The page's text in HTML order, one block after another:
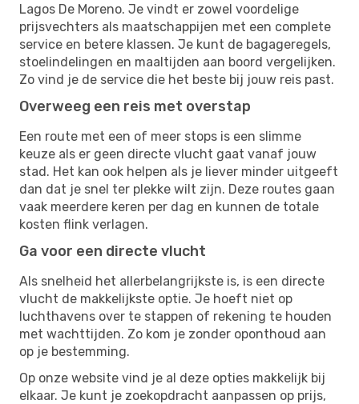
Lagos De Moreno. Je vindt er zowel voordelige
prijsvechters als maatschappijen met een complete
service en betere klassen. Je kunt de bagageregels,
stoelindelingen en maaltijden aan boord vergelijken.
Zo vind je de service die het beste bij jouw reis past.
Overweeg een reis met overstap
Een route met een of meer stops is een slimme
keuze als er geen directe vlucht gaat vanaf jouw
stad. Het kan ook helpen als je liever minder uitgeeft
dan dat je snel ter plekke wilt zijn. Deze routes gaan
vaak meerdere keren per dag en kunnen de totale
kosten flink verlagen.
Ga voor een directe vlucht
Als snelheid het allerbelangrijkste is, is een directe
vlucht de makkelijkste optie. Je hoeft niet op
luchthavens over te stappen of rekening te houden
met wachttijden. Zo kom je zonder oponthoud aan
op je bestemming.
Op onze website vind je al deze opties makkelijk bij
elkaar. Je kunt je zoekopdracht aanpassen op prijs,